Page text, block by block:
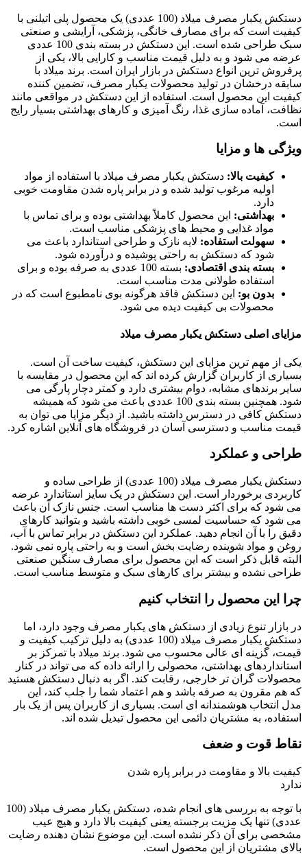
دستکش یکبار مصرف میلاد (100 عددی) یک محصول پلی اتیلنی با
کیفیت است که برای مصارف خانگی، پزشکی، آرایشی و صنعتی
سبک طراحی شده است. این دستکش در بسته بندی 100 عددی
عرضه می شود و به دلیل قیمت مناسب و کارایی بالا، یکی از
پرفروش ترین انواع دستکش در بازار ایران است. برند میلاد با
سابقه درخشان در تولید محصولات یکبار مصرف، تضمین کننده
کیفیت این محصول است. استفاده از این دستکش در مواقعی مانند
نظافت، آماده سازی غذا، رنگ آمیزی و کارهای بهداشتی بسیار رایج
است.
ویژگی ها و مزایا
کیفیت بالا: دستکش یکبار مصرف میلاد با استفاده از مواد
اولیه مرغوب تولید شده و در برابر پاره شدن مقاومت خوبی
دارد.
بهداشتی: این محصول کاملاً بهداشتی بوده و برای تماس با
مواد غذایی و محیط های پزشکی مناسب است.
سهولت استفاده: لایه نازک و طراحی استاندارد باعث می
شود که دستکش به راحتی پوشیده و درآورده شود.
بسته بندی اقتصادی:
بسته 100 عددی به صرفه بوده و برای
استفاده طولانی مدت مناسب است.
بدون بو: این دستکش فاقد هرگونه بوی نامطبوع است که در
محصولات بی کیفیت دیده می شود.
مزایای اصلی دستکش یکبار مصرف میلاد
یکی از مهم ترین مزایای این دستکش، کیفیت ساخت آن است.
بسیاری از کاربران گزارش کرده اند که این محصول در مقایسه با
سایر برندهای مشابه، دوام بیشتری دارد و کمتر دچار پارگی می
شود. همچنین بسته بندی 100 عددی باعث می شود که همیشه
دستکش کافی در دسترس داشته باشید. از دیگر مزایا می توان به
قیمت مناسب و دسترسی آسان در فروشگاه های آنلاین اشاره کرد.
طراحی و عملکرد
دستکش یکبار مصرف میلاد (100 عددی) از طراحی ساده و
کاربردی برخوردار است. این دستکش در یک سایز استاندارد عرضه
می شود که برای اکثر دست ها مناسب است. جنس نازک آن باعث
می شود که حساسیت لمسی خوبی داشته باشید و بتوانید کارهای
دقیق را با آن انجام دهید. عملکرد این دستکش در برابر تماس با آب،
روغن و مواد شوینده رضایت بخش است و به راحتی پاره نمی شود.
البته قابل ذکر است که این محصول برای مصارف سنگین صنعتی
طراحی نشده و بیشتر برای کارهای سبک و متوسط مناسب است.
چرا این محصول را انتخاب کنیم
در بازار تنوع زیادی از دستکش های یکبار مصرف وجود دارد، اما
دستکش یکبار مصرف میلاد (100 عددی) به دلیل ترکیب کیفیت و
قیمت، گزینه ای عالی محسوب می شود. برند میلاد با تمرکز بر
استانداردهای بهداشتی، محصولی را ارائه داده که می تواند در کنار
محصولات گران تر خارجی، رقابت کند. اگر به دنبال دستکش هستید
که هم مقرون به صرفه باشد و هم اعتماد شما را جلب کند، این
مدل انتخاب هوشمندانه ای است. بسیاری از کاربران پس از یک بار
استفاده، به مشتریان دائمی این محصول تبدیل شده اند.
نقاط قوت و ضعف
کیفیت بالا و مقاومت در برابر پاره شدن
ندارد
با توجه به بررسی های انجام شده، دستکش یکبار مصرف میلاد (100
عددی) تنها یک مزیت برجسته یعنی کیفیت بالا دارد و هیچ عیب
مشخصی برای آن ذکر نشده است. این موضوع نشان دهنده رضایت
بالای مشتریان از این محصول است.